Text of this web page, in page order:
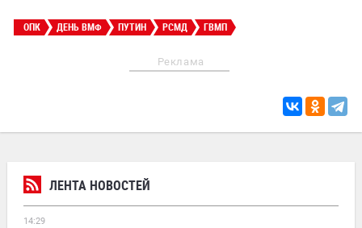
ЛЕНТА НОВОСТЕЙ
14:29
ОПК ДЕНЬ ВМФ ПУТИН РСМД ГВМП
Реклама